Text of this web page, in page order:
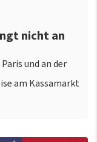
nicht an
und an der
am Kassamarkt